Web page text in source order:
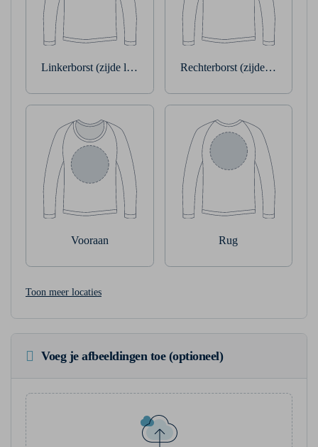
Linkerborst (zijde linkerarm) Rechterborst (zijde
Vooraan Rug
Toon meer locaties
Voeg je afbeeldingen toe (optioneel)